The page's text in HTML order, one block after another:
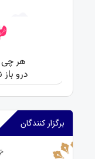
برگزار کنندگان